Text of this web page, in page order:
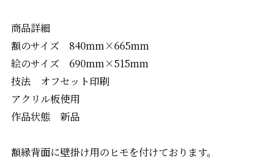
商品詳細
額のサイズ 840mm×665mm
絵のサイズ 690mm×515mm
技法 オフセット印刷
アクリル板使用
作品状態 新品
額縁背面に壁掛け用のヒモを付けております。